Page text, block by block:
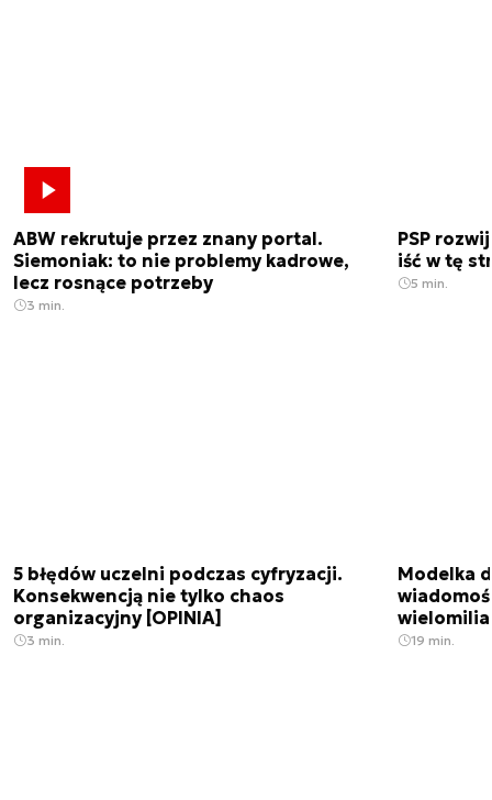
ABW rekrutuje przez znany portal.
Siemoniak: to nie problemy kadrowe,
lecz rosnące potrzeby
3 min.
PSP
iść w tę
5 min.
5 błędów uczelni podczas cyfryzacji.
Konsekwencją nie tylko chaos
organizacyjny [OPINIA]
3 min.
Modelka
19 min.